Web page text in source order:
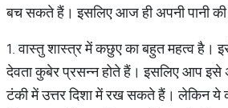
बच सकते हैं। इसलिए आज ही अपनी पानी
1. वास्तु शास्त्र में कछुए का बहुत महत्व है।
देवता कुबेर प्रसन्न होते हैं। इसलिए आप इसे
टंकी में उत्तर दिशा में रख सकते हैं। लेकिन